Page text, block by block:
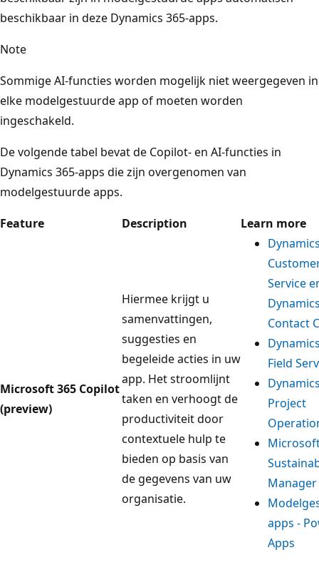
beschikbaar in deze Dynamics 365-apps.
Note
Sommige AI-functies worden mogelijk niet weergegeven in
elke modelgestuurde app of moeten worden
ingeschakeld.
De volgende tabel bevat de Copilot- en AI-functies in
Dynamics 365-apps die zijn overgenomen van
modelgestuurde apps.
Feature
Description Learn more
Microsoft 365 Copilot
(preview)
Hiermee krijgt u
samenvattingen,
suggesties en
begeleide acties in uw
app. Het stroomlijnt
taken en verhoogt de
productiviteit door
contextuele hulp te
bieden op basis van
de gegevens van uw
organisatie.
Service
Contact
Field
Project
Manager
apps -
Apps